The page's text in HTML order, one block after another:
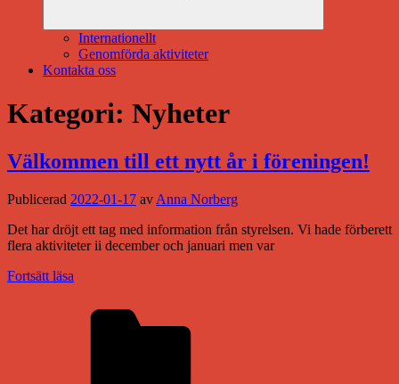
Internationellt
Genomförda aktiviteter
Kontakta oss
Kategori: Nyheter
Välkommen till ett nytt år i föreningen!
Publicerad 2022-01-17 av Anna Norberg
Det har dröjt ett tag med information från styrelsen. Vi hade förberett
flera aktiviteter ii december och januari men var
Fortsätt läsa